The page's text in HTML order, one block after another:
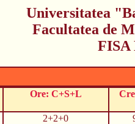
Universitatea
Facultatea de
FISA
Ore: C+S+L
2+2+0